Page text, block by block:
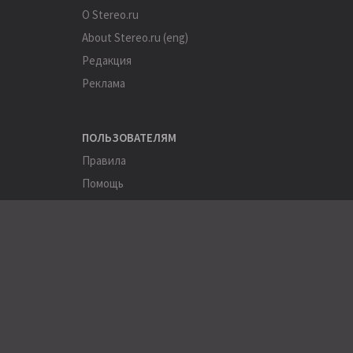
О Stereo.ru
About Stereo.ru (eng)
Редакция
Реклама
ПОЛЬЗОВАТЕЛЯМ
Правила
Помощь